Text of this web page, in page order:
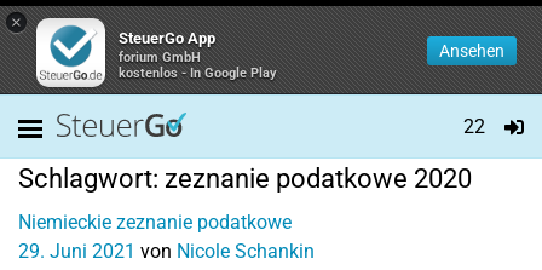
×
SteuerGo App
forium GmbH
kostenlos - In Google Play
Ansehen
22
Schlagwort: zeznanie podatkowe 2020
Niemieckie zeznanie podatkowe
29. Juni 2021 von Nicole Schankin